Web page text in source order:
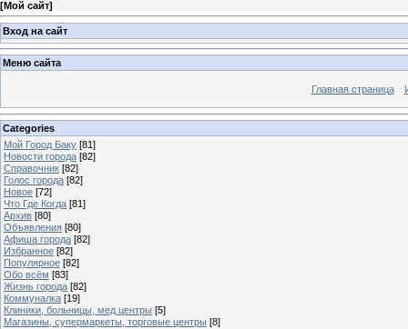
[Мой сайт]
Вход на сайт
Меню сайта
Главная страница
Categories
Мой Город Баку [81]
Новости города [82]
Справочник [82]
Голос города [82]
Новое [72]
Что Где Когда [81]
Архив [80]
Объявления [80]
Афиша города [82]
Избранное [82]
Популярное [82]
Обо всём [83]
Жизнь города [82]
Коммуналка [19]
Клиники, больницы, мед центры [5]
Магазины, супермаркеты, торговые центры [8]